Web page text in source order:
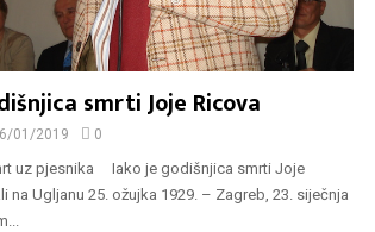
smrti Joje Ricova
01/2019 0
uz pjesnika Iako je godišnjica smrti Joje
na Ugljanu 25. ožujka 1929. – Zagreb, 23. siječnja